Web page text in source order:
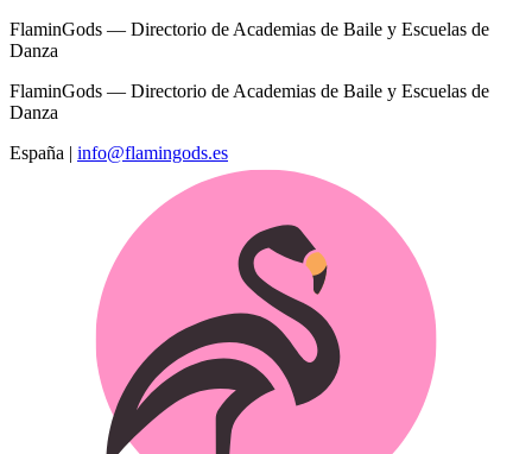
FlaminGods — Directorio de Academias de Baile y Escuelas de
Danza
FlaminGods — Directorio de Academias de Baile y Escuelas de
Danza
España | info@flamingods.es